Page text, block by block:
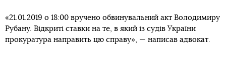
«21.01.2019 о 18:00 вручено обвинувальний акт Володимиру
Рубану. Відкриті ставки на те, в який із судів України
прокуратура направить цю справу», — написав адвокат.